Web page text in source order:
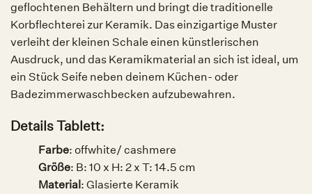
geflochtenen Behältern und bringt die traditionelle
Korbflechterei zur Keramik. Das einzigartige Muster
verleiht der kleinen Schale einen künstlerischen
Ausdruck, und das Keramikmaterial an sich ist ideal, um
ein Stück Seife neben deinem Küchen- oder
Badezimmerwaschbecken aufzubewahren.
Details Tablett:
Farbe: offwhite/ cashmere
Größe: B: 10 x H: 2 x T: 14.5 cm
Material: Glasierte Keramik